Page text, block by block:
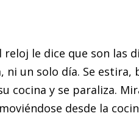
le dice que son las
un solo día. Se
cocina y se paraliza.
desde la